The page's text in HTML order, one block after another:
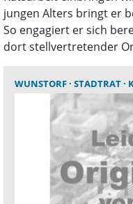
jungen Alters bringt er
So engagiert er sich
dort stellvertretender
WUNSTORF STADTRAT